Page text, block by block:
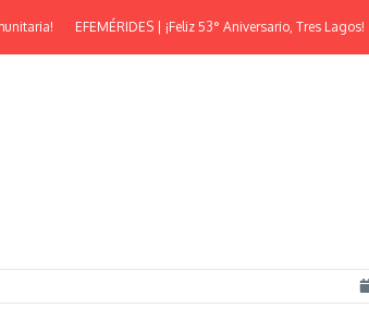
EFEMÉRIDES | ¡Feliz 53° Aniversario, Tres Lagos!